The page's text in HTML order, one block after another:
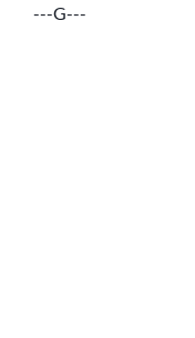
---G---